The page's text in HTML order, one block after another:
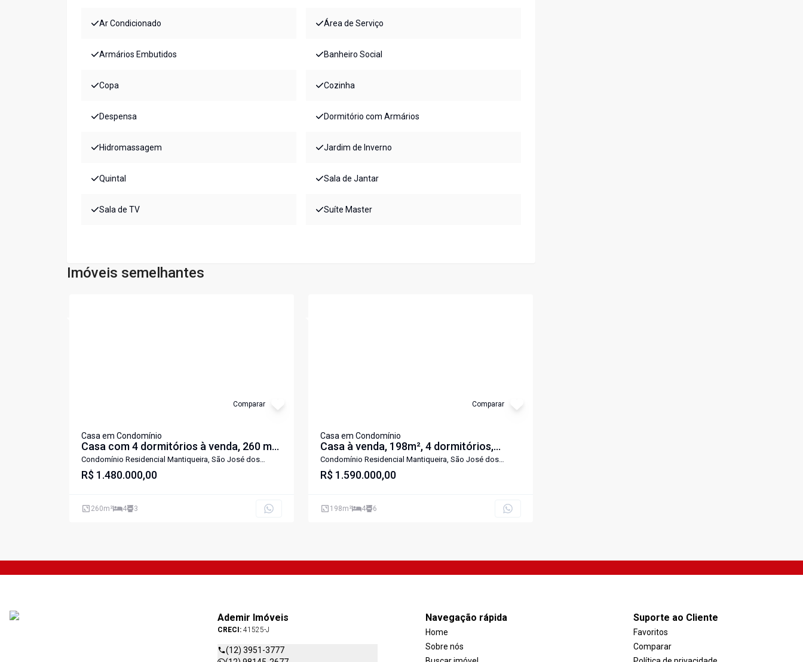
Ar Condicionado Área de Serviço
Armários Embutidos Banheiro Social
Copa Cozinha
Despensa Dormitório com Armários
Hidromassagem Jardim de Inverno
Quintal Sala de Jantar
Sala de TV Suíte Master
Imóveis semelhantes
Comparar
Casa em Condomínio
Casa com 4 dormitórios à venda, 260 m²
por R$ 1.480.000,00 - Condomínio
Residencial Mantiqueira - São José dos
Condomínio Residencial Mantiqueira, São José dos
Campos - SP
R$ 1.480.000,00
260m² 4 3
Comparar
Casa em Condomínio
Casa à venda, 198m², 4 dormitórios,
sendo 3 suítes, Residencial Mantiqueira,
São José dos Campos
Condomínio Residencial Mantiqueira, São José dos
Campos - SP
R$ 1.590.000,00
198m² 4 6
Ademir Imóveis
CRECI: 41525-J
(12) 3951-3777
Navegação rápida
Home
Sobre nós
Suporte ao Cliente
Favoritos
Comparar